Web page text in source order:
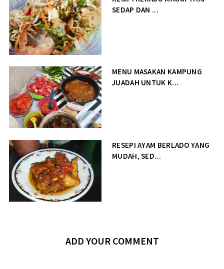
SEDAP DAN ...
MENU MASAKAN KAMPUNG
JUADAH UNTUK K...
RESEPI AYAM BERLADO YANG
MUDAH, SED...
ADD YOUR COMMENT